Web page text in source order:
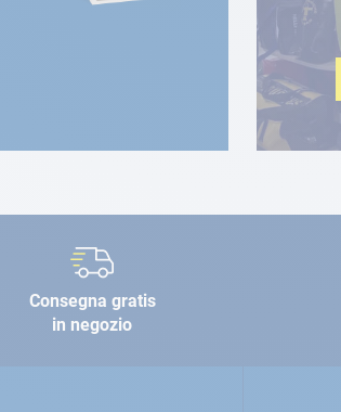
Consegna gratis
in negozio